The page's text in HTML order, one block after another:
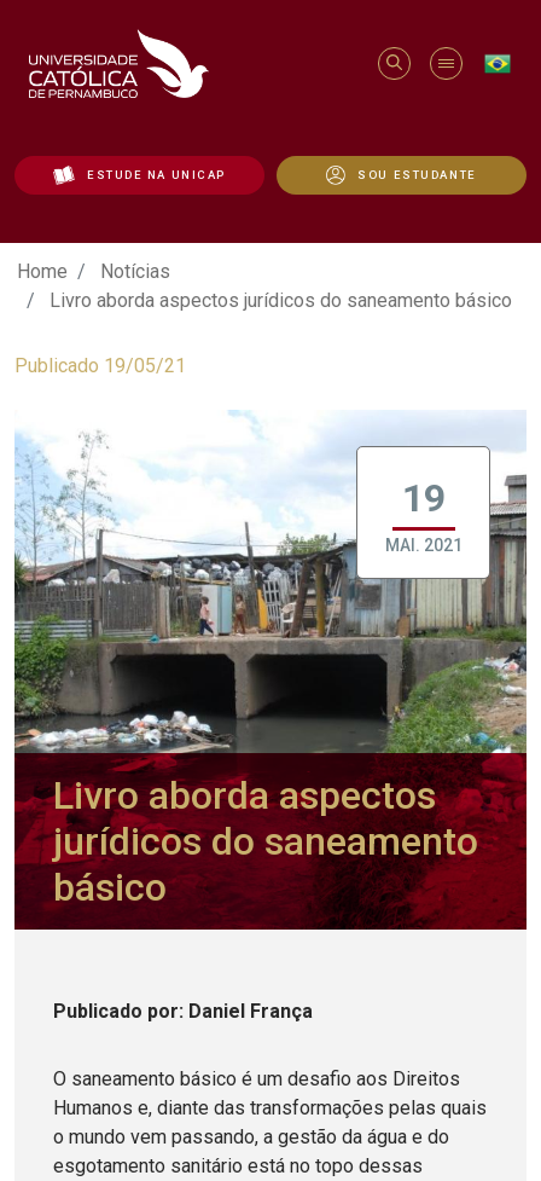
ESTUDE NA UNICAP SOU ESTUDANTE
Livro aborda aspectos jurídicos do
Home
Notícias
Livro aborda aspectos jurídicos do saneamento básico
Publicado 19/05/21
19
MAI. 2021
Livro aborda aspectos
jurídicos do saneamento
básico
Publicado por: Daniel França
O saneamento básico é um desafio aos Direitos
Humanos e, diante das transformações pelas quais
o mundo vem passando, a gestão da água e do
esgotamento sanitário está no topo dessas